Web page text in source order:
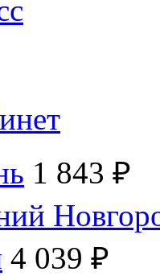
1 843 ₽
4 039 ₽